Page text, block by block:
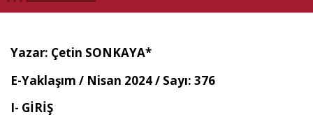
Yazar: Çetin SONKAYA*
E-Yaklaşım / Nisan 2024 / Sayı: 376
I- GİRİŞ